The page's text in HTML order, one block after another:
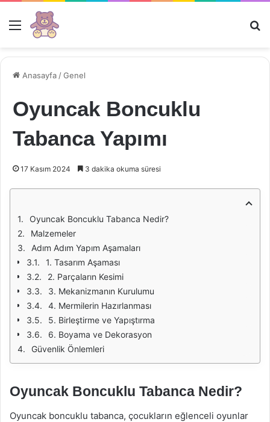
Menü
Anasayfa /Genel
Oyuncak Boncuklu
Tabanca Yapımı
17 Kasım 2024 3 dakika okuma süresi
Oyuncak Boncuklu Tabanca Nedir?
Malzemeler
Adım Adım Yapım Aşamaları
1. Tasarım Aşaması
2. Parçaların Kesimi
3. Mekanizmanın Kurulumu
4. Mermilerin Hazırlanması
5. Birleştirme ve Yapıştırma
6. Boyama ve Dekorasyon
Güvenlik Önlemleri
Oyuncak Boncuklu Tabanca Nedir?
Oyuncak boncuklu tabanca, çocukların eğlenceli oyunlar